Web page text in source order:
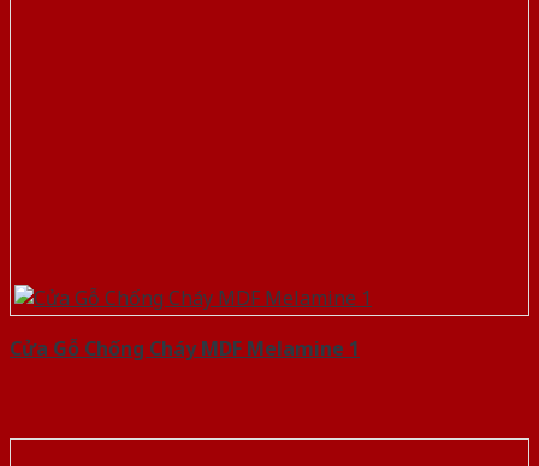
Cửa Gỗ Chống Cháy MDF Melamine 1